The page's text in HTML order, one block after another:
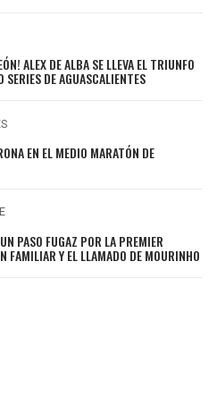
ALEX DE ALBA SE LLEVA EL TRIUNFO
SERIES DE AGUASCALIENTES
EN EL MEDIO MARATÓN DE
PASO FUGAZ POR LA PREMIER
FAMILIAR Y EL LLAMADO DE MOURINHO